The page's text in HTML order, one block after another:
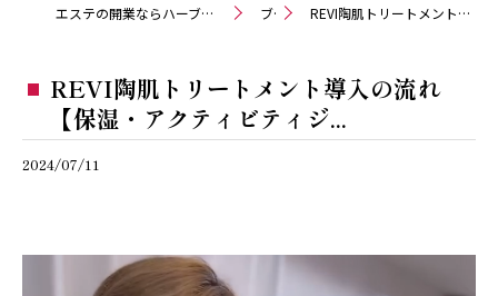
エステの開業ならハーブピーリング REVI化粧品 正規取扱販売会社 ブログ REVI陶肌トリートメント導入の流れ【保湿・アクティビティジ...
REVI陶肌トリートメント導入の流れ
【保湿・アクティビティジ...
2024/07/11